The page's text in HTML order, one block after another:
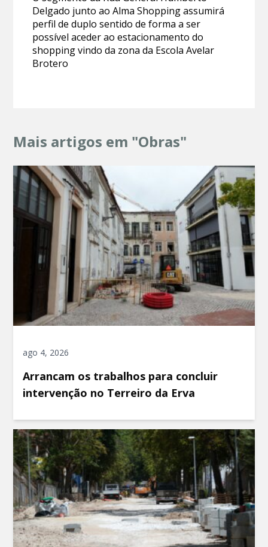
Delgado junto ao Alma Shopping assumirá
perfil de duplo sentido de forma a ser
possível aceder ao estacionamento do
shopping vindo da zona da Escola Avelar
Brotero
Mais artigos em "Obras"
ago 4, 2026
Arrancam os trabalhos para concluir
intervenção no Terreiro da Erva